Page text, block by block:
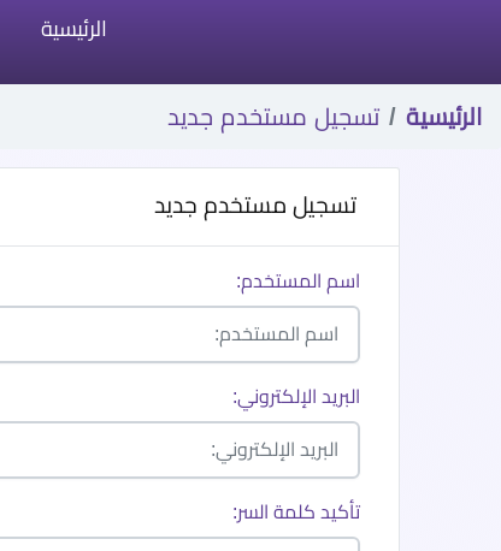
الرئيسية
الرئيسية تسجيل مستخدم جديد
تسجيل مستخدم جديد
اسم المستخدم:
البريد الإلكتروني:
تأكيد كلمة السر: